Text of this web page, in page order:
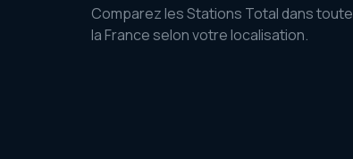
Comparez les Stations Total dans toute
la France selon votre localisation.